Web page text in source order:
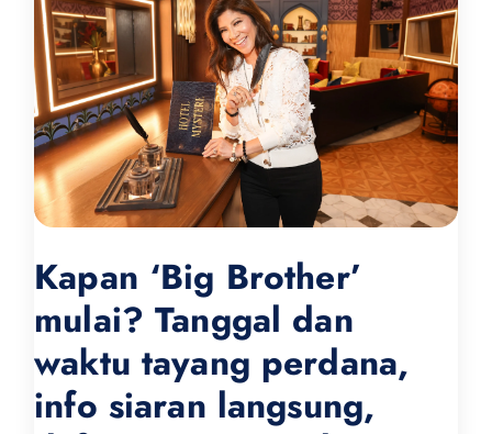
Kapan ‘Big Brother’
mulai? Tanggal dan
waktu tayang perdana,
info siaran langsung,